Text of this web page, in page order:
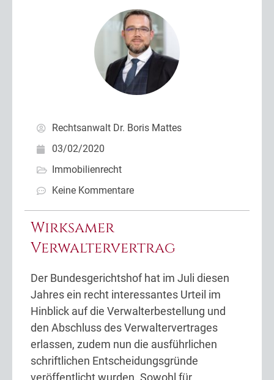
Rechtsanwalt Dr. Boris Mattes
03/02/2020
Immobilienrecht
Keine Kommentare
Wirksamer
Verwaltervertrag
Der Bundesgerichtshof hat im Juli diesen
Jahres ein recht interessantes Urteil im
Hinblick auf die Verwalterbestellung und
den Abschluss des Verwaltervertrages
erlassen, zudem nun die ausführlichen
schriftlichen Entscheidungsgründe
veröffentlicht wurden. Sowohl für